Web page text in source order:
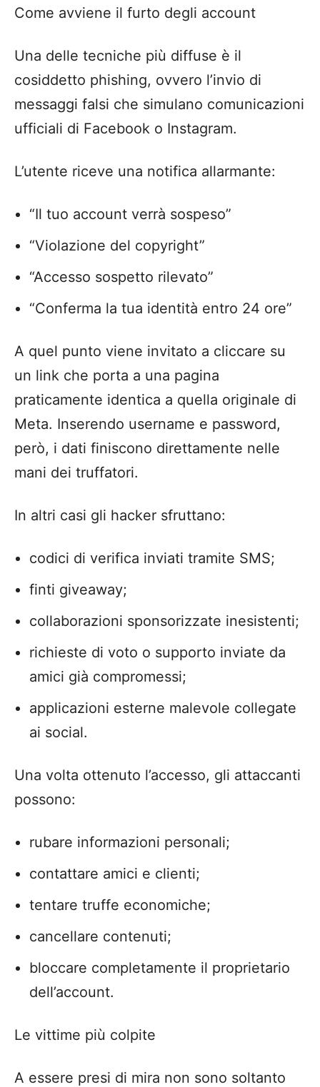
Come avviene il furto degli account
Una delle tecniche più diffuse è il
cosiddetto phishing, ovvero l’invio di
messaggi falsi che simulano comunicazioni
ufficiali di Facebook o Instagram.
L’utente riceve una notifica allarmante:
“Il tuo account verrà sospeso”
“Violazione del copyright”
“Accesso sospetto rilevato”
“Conferma la tua identità entro 24 ore”
A quel punto viene invitato a cliccare su
un link che porta a una pagina
praticamente identica a quella originale di
Meta. Inserendo username e password,
però, i dati finiscono direttamente nelle
mani dei truffatori.
In altri casi gli hacker sfruttano:
codici di verifica inviati tramite SMS;
finti giveaway;
collaborazioni sponsorizzate inesistenti;
richieste di voto o supporto inviate da
amici già compromessi;
applicazioni esterne malevole collegate
ai social.
Una volta ottenuto l’accesso, gli attaccanti
possono:
rubare informazioni personali;
contattare amici e clienti;
tentare truffe economiche;
cancellare contenuti;
bloccare completamente il proprietario
dell’account.
Le vittime più colpite
A essere presi di mira non sono soltanto